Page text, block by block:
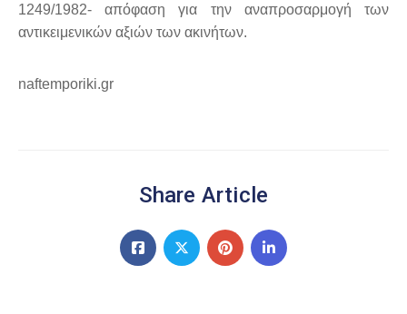
1249/1982- απόφαση για την αναπροσαρμογή των
αντικειμενικών αξιών των ακινήτων.
naftemporiki.gr
Share Article